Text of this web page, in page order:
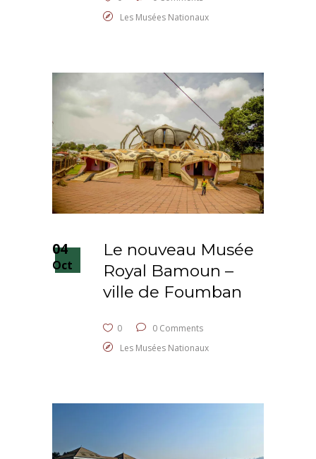
Les Musées Nationaux
04
Oct
Le nouveau Musée
Royal Bamoun –
ville de Foumban
0
0 Comments
Les Musées Nationaux